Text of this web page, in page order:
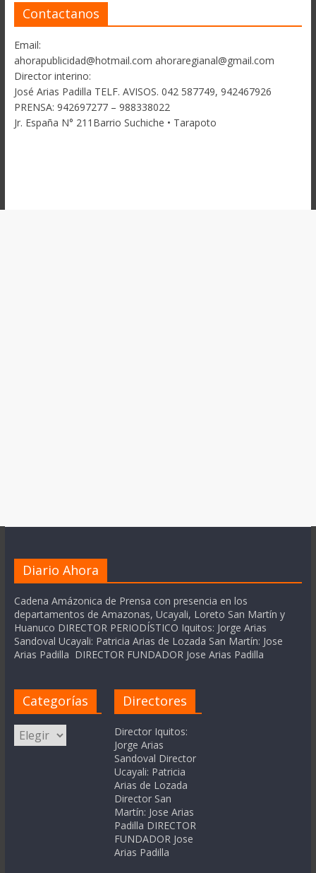
Contactanos
Email:
ahorapublicidad@hotmail.com ahoraregianal@gmail.com
Director interino:
José Arias Padilla TELF. AVISOS. 042 587749, 942467926
PRENSA: 942697277 – 988338022
Jr. España N° 211Barrio Suchiche • Tarapoto
Diario Ahora
Cadena Amázonica de Prensa con presencia en los
departamentos de Amazonas, Ucayali, Loreto San Martín y
Huanuco DIRECTOR PERIODÍSTICO Iquitos: Jorge Arias
Sandoval Ucayali: Patricia Arias de Lozada San Martín: Jose
Arias Padilla DIRECTOR FUNDADOR Jose Arias Padilla
Categorías
Categorías
Directores
Director Iquitos:
Jorge Arias
Sandoval Director
Ucayali: Patricia
Arias de Lozada
Director San
Martín: Jose Arias
Padilla DIRECTOR
FUNDADOR Jose
Arias Padilla